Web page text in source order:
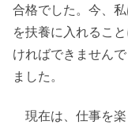
合格でした。今、
を扶養に入れるこ
ければできません
ました。
現在は、仕事を楽